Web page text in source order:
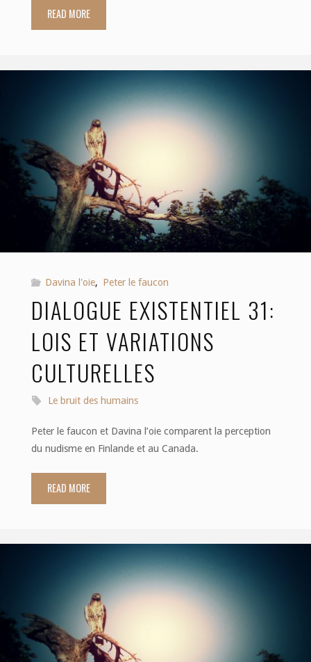
READ MORE"Dialogue
36:
vraies
ou
fausses
nouvelles
?"
Davina l'oie, Peter le faucon
DIALOGUE EXISTENTIEL 31:
LOIS ET VARIATIONS
CULTURELLES
Le bruit des humains
Peter le faucon et Davina l’oie comparent la perception
du nudisme en Finlande et au Canada.
READ MORE"Dialogue
31:
et
variations